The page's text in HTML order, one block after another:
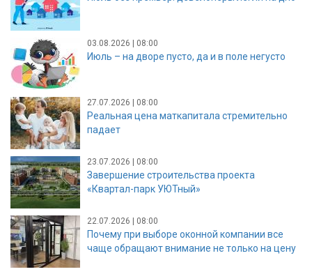
03.08.2026 | 08:00
Июль – на дворе пусто, да и в поле негусто
27.07.2026 | 08:00
Реальная цена маткапитала стремительно
падает
23.07.2026 | 08:00
Завершение строительства проекта
«Квартал-парк УЮТный»
22.07.2026 | 08:00
Почему при выборе оконной компании все
чаще обращают внимание не только на цену